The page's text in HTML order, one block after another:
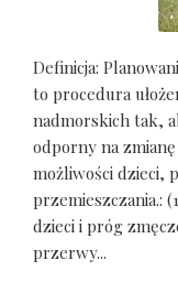
Definicja:
to procedura
nadmorskich tak,
odporny na
możliwości dzieci,
przemieszczania.:
dzieci i próg
przerwy...